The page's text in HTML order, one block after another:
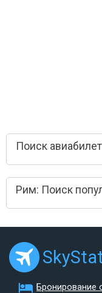
Поиск
Рим: Поиск
Бронирование